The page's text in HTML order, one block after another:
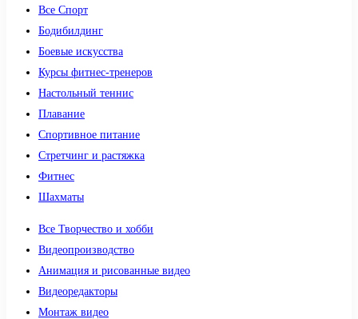
Все Спорт
Бодибилдинг
Боевые искусства
Курсы фитнес-тренеров
Настольный теннис
Плавание
Спортивное питание
Стретчинг и растяжка
Фитнес
Шахматы
Все Творчество и хобби
Видеопроизводство
Анимация и рисованные видео
Видеоредакторы
Монтаж видео